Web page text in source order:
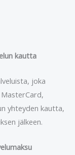
kautta
joka
yhteyden kautta,
jälkeen.